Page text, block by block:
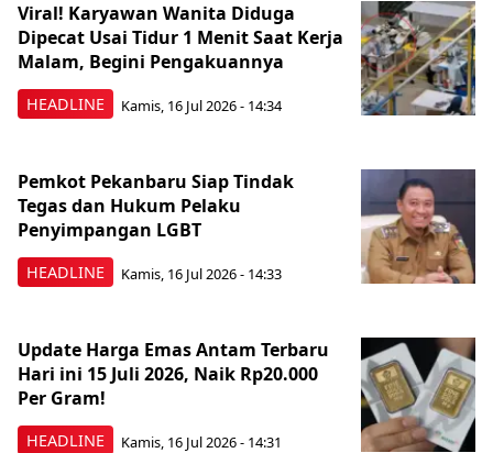
HEADLINE
Viral! Karyawan Wanita Diduga
Dipecat Usai Tidur 1 Menit Saat Kerja
Malam, Begini Pengakuannya
Kamis, 16 Jul 2026 - 14:34
HEADLINE
Pemkot Pekanbaru Siap Tindak
Tegas dan Hukum Pelaku
Penyimpangan LGBT
Kamis, 16 Jul 2026 - 14:33
HEADLINE
Update Harga Emas Antam Terbaru
Hari ini 15 Juli 2026, Naik Rp20.000
Per Gram!
Kamis, 16 Jul 2026 - 14:31